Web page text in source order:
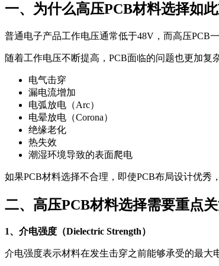
一、为什么高压PCB材料选择如
普通电子产品工作电压通常低于48V，而高压PCB
随着工作电压不断提高，PCB面临的问题也更加复
电气击穿
漏电流增加
电弧放电（Arc）
电晕放电（Corona）
绝缘老化
热失效
潮湿环境导致的表面爬电
如果PCB材料选择不合理，即使PCB布局设计优秀
二、高压PCB材料选择需要重点
1、介电强度（Dielectric Strength）
介电强度表示材料在发生击穿之前能够承受的最大